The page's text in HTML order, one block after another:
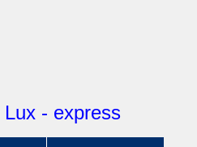
Lux- express